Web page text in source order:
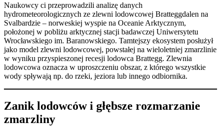
Naukowcy ci przeprowadzili analizę danych
hydrometeorologicznych ze zlewni lodowcowej Bratteggdalen na
Svalbardzie – norweskiej wyspie na Oceanie Arktycznym,
położonej w pobliżu arktycznej stacji badawczej Uniwersytetu
Wrocławskiego im. Baranowskiego. Tamtejszy ekosystem posłużył
jako model zlewni lodowcowej, powstałej na wieloletniej zmarzlinie
w wyniku przyspieszonej recesji lodowca Brattegg. Zlewnia
lodowcowa oznacza w uproszczeniu obszar, z którego wszystkie
wody spływają np. do rzeki, jeziora lub innego odbiornika.
Zanik lodowców i głębsze rozmarzanie
zmarzliny